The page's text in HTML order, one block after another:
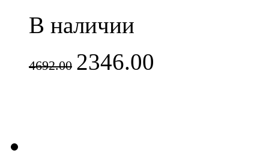
В наличии
4692.00 2346.00